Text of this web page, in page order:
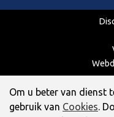
Om u beter van dienst
gebruik van Cookies.